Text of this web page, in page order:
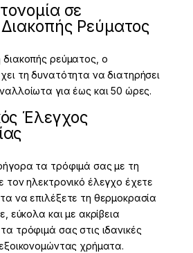
σε
Ρεύματος
ρεύματος, ο
τη δυνατότητα να διατηρήσει
για έως και 50 ώρες.
Έλεγχος
τα τρόφιμά σας με τη
τον ηλεκτρονικό έλεγχο έχετε
να επιλέξετε τη θερμοκρασία
εύκολα και με ακρίβεια
τρόφιμά σας στις ιδανικές
χρήματα.